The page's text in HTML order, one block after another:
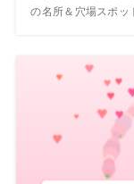
の名所＆穴場スポッ